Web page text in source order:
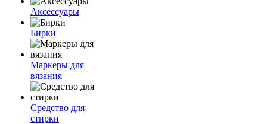
Аксессуары
Бирки
Маркеры для
вязания
Средство для
стирки